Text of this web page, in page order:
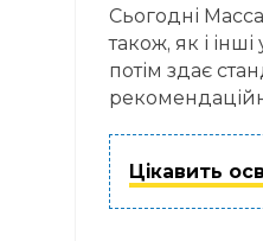
Сьогодні
також, як і
потім здає
Цікавить